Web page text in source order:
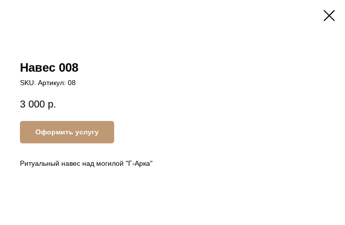
Навес 008
SKU: Артикул: 08
3 000 р.
Оформить услугу
Ритуальный навес над могилой "Г-Арка"